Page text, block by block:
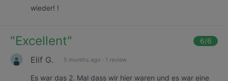
wieder! !
"Excellent" 6/6
Elif G. 5 months ago · 1 review
Es war das 2. Mal dass wir hier waren und es war eine